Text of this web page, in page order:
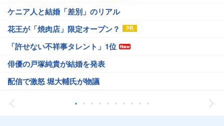
ケニア人と結婚「差別」のリアル
花王が「焼肉店」限定オープン？
「許せない不祥事タレント」1位
俳優の戸塚純貴が結婚を発表
配信で激怒 堀大輔氏が物議